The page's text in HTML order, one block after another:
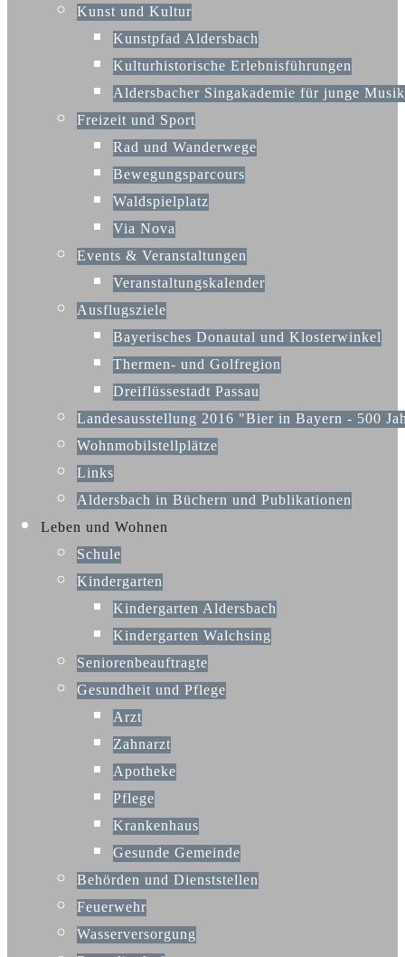
Kunst und Kultur
Kunstpfad Aldersbach
Kulturhistorische Erlebnisführungen
Aldersbacher Singakademie für junge
Freizeit und Sport
Rad und Wanderwege
Bewegungsparcours
Waldspielplatz
Via Nova
Events & Veranstaltungen
Veranstaltungskalender
Ausflugsziele
Bayerisches Donautal und Klosterwinkel
Thermen- und Golfregion
Dreiflüssestadt Passau
Landesausstellung 2016 "Bier in Bayern - 500
Wohnmobilstellplätze
Links
Aldersbach in Büchern und Publikationen
Leben und Wohnen
Schule
Kindergarten
Kindergarten Aldersbach
Kindergarten Walchsing
Seniorenbeauftragte
Gesundheit und Pflege
Arzt
Zahnarzt
Apotheke
Pflege
Krankenhaus
Gesunde Gemeinde
Behörden und Dienststellen
Feuerwehr
Wasserversorgung